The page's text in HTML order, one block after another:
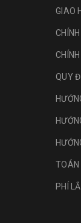
GIAO
QUY
TOÁN
PHÍ